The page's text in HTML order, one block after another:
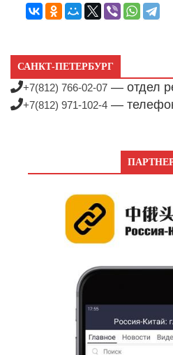
САНКТ-ПЕТЕРБУРГ
+7(812) 766-02-07 — отдел
+7(812) 971-102-4 —